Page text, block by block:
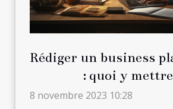
Rédiger un business
: quoi y
8 novembre 2023 10:28